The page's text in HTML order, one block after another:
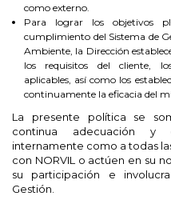
como externo.
Para lograr los objetivos
cumplimiento del Sistema de
Ambiente, la Dirección
los requisitos del cliente,
aplicables, así como los
continuamente la eficacia del
La presente política se
continua adecuación y
internamente como a todas
con NORVIL o actúen en su
su participación e
Gestión.